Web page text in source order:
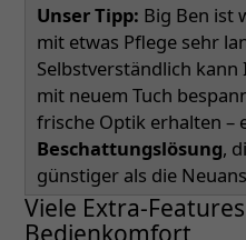
Unser Tipp: Big Ben ist
mit etwas Pflege sehr
Selbstverständlich
mit neuem Tuch
frische Optik erhalten –
Beschattungslösung,
günstiger als die
Viele Extra-
Bedienkomfort